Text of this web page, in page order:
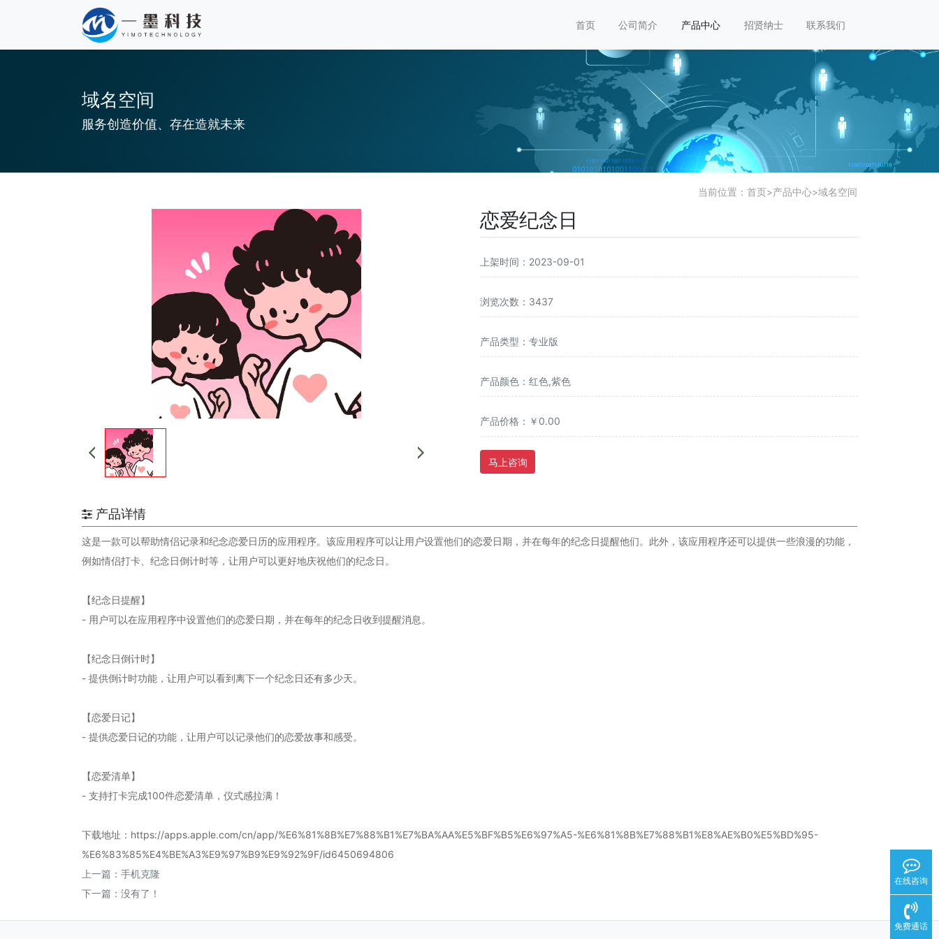
首页 公司简介 产品中心 招贤纳士 联系我们
域名空间
服务创造价值、存在造就未来
当前位置： 首页>产品中心>域名空间
恋爱纪念日
上架时间：2023-09-01
浏览次数：3437
产品类型：专业版
产品颜色：红色,紫色
产品价格：￥0.00
马上咨询
产品详情
这是一款可以帮助情侣记录和纪念恋爱日历的应用程序。该应用程序可以让用户设置他们的恋爱日期，并在每年的纪念日提醒他们。此外，该应用程序还可以提供一些浪漫的功能，
例如情侣打卡、纪念日倒计时等，让用户可以更好地庆祝他们的纪念日。
【纪念日提醒】
- 用户可以在应用程序中设置他们的恋爱日期，并在每年的纪念日收到提醒消息。
【纪念日倒计时】
- 提供倒计时功能，让用户可以看到离下一个纪念日还有多少天。
【恋爱日记】
- 提供恋爱日记的功能，让用户可以记录他们的恋爱故事和感受。
【恋爱清单】
- 支持打卡完成100件恋爱清单，仪式感拉满！
下载地址：https://apps.apple.com/cn/app/%E6%81%8B%E7%88%B1%E7%BA%AA%E5%BF%B5%E6%97%A5-%E6%81%8B%E7%88%B1%E8%AE%B0%E5%BD%95-
%E6%83%85%E4%BE%A3%E9%97%B9%E9%92%9F/id6450694806
上一篇： 手机克隆
下一篇：没有了！
在线咨询
免费通话